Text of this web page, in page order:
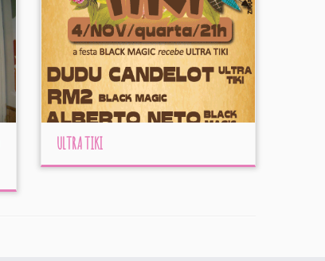
ULTRA TIKI